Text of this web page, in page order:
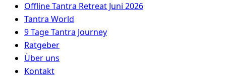
Offline Tantra Retreat Juni 2026
Tantra World
9 Tage Tantra Journey
Ratgeber
Über uns
Kontakt